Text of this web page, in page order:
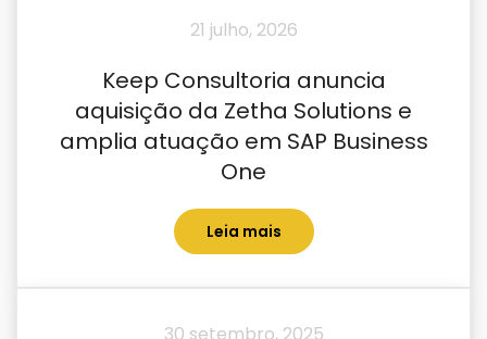
21 julho, 2026
Keep Consultoria anuncia
aquisição da Zetha Solutions e
amplia atuação em SAP Business
One
Leia mais